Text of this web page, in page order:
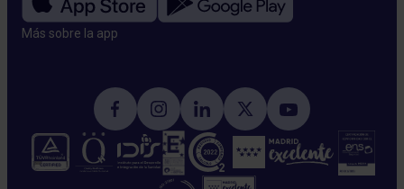
Más sobre la app​